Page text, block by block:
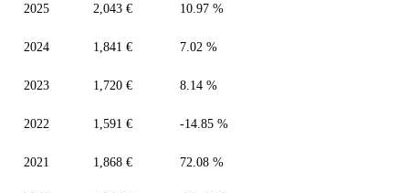
2025 2,043 € 10.97 %
2024 1,841 € 7.02 %
2023 1,720 € 8.14 %
2022 1,591 € -14.85 %
2021 1,868 € 72.08 %